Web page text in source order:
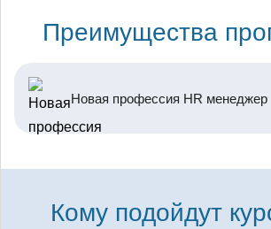
Преимущества
Новая профессия HR менеджер
Кому подойдут